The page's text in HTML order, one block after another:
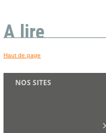
A lire
Haut de page
NOS SITES